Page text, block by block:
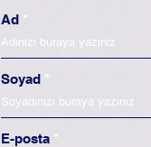
Ad
Soyad
E-posta